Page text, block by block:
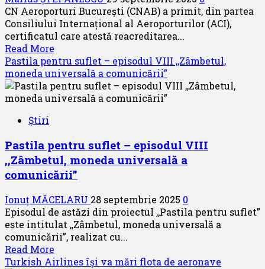
CN Aeroporturi București (CNAB) a primit, din partea
Consiliului Internațional al Aeroporturilor (ACI),
certificatul care atestă reacreditarea...
Read More
more
about
Aeroporturile
din
ACI
prelungită
în
ce
privește
emisiile
de
Pastila pentru suflet – episodul VIII ,,Zâmbetul,
moneda universală a comunicării”
Știri
Pastila pentru suflet – episodul VIII
,,Zâmbetul, moneda universală a
comunicării”
Ionuț MĂCELARU 28 septembrie 2025 0
Episodul de astăzi din proiectul ,,Pastila pentru suflet”
este intitulat ,,Zâmbetul, moneda universală a
comunicării”, realizat cu...
Read More
more
Turkish Airlines își va mări flota de aeronave